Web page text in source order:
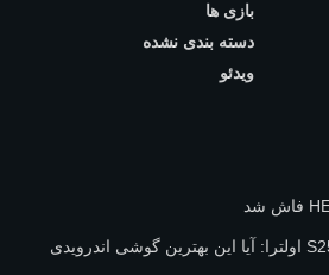
بازی ها
دسته بندی نشده
ویدئو
تکفارس؛ بررسی گلکسی S25 اولترا: آیا این بهترین گوشی اندرویدی